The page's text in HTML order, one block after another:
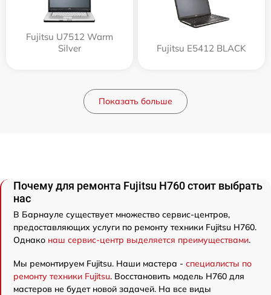
Fujitsu U7512 Warm
Silver
Fujitsu E5412 BLACK
Показать больше
Почему для ремонта Fujitsu H760 стоит выбрать
нас
В Барнауле существует множество сервис-центров,
предоставляющих услуги по ремонту техники Fujitsu H760.
Однако наш сервис-центр выделяется преимуществами.
Мы ремонтируем Fujitsu. Наши мастера - специалисты по
ремонту техники Fujitsu. Восстановить модель H760 для
мастеров не будет новой задачей. На все виды